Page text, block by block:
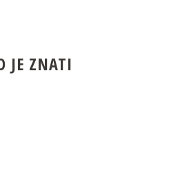
JE ZNATI